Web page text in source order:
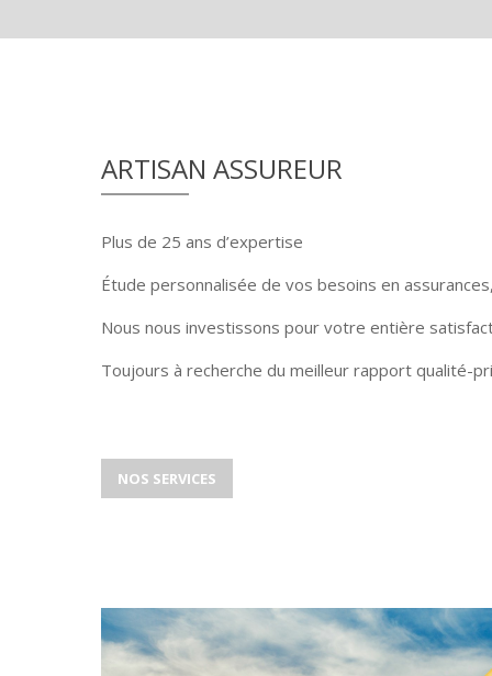
ARTISAN ASSUREUR
Plus de 25 ans d’expertise
Étude personnalisée de vos besoins en
Nous nous investissons pour votre entière
Toujours à recherche du meilleur rapport qualité-
NOS SERVICES